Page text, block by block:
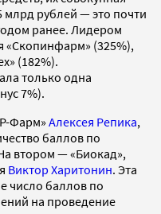
млрд рублей — это почти
ранее. Лидером
«Скопинфарм» (325%),
(182%).
только одна
7%).
Фарм» Алексея Репика,
баллов по
втором — «Биокад»,
Виктор Харитонин. Эта
число баллов по
на проведение